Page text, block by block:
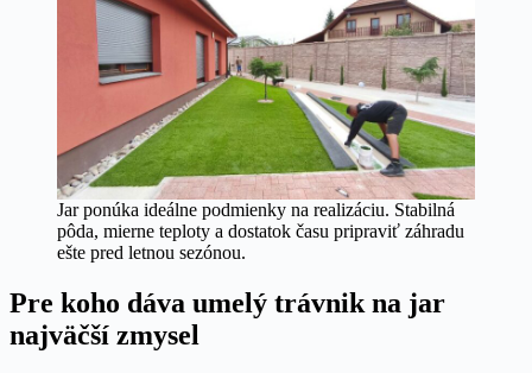
Jar ponúka ideálne podmienky na realizáciu. Stabilná
pôda, mierne teploty a dostatok času pripraviť záhradu
ešte pred letnou sezónou.
Pre koho dáva umelý trávnik na jar
najväčší zmysel